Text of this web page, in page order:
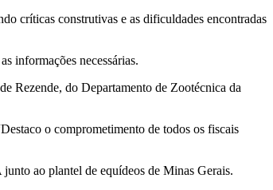
críticas construtivas e as dificuldades encontradas
informações necessárias.
Rezende, do Departamento de Zootécnica da
o comprometimento de todos os fiscais
ao plantel de equídeos de Minas Gerais.